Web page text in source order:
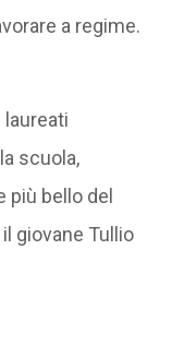
a regime.
scuola,
bello del
giovane Tullio